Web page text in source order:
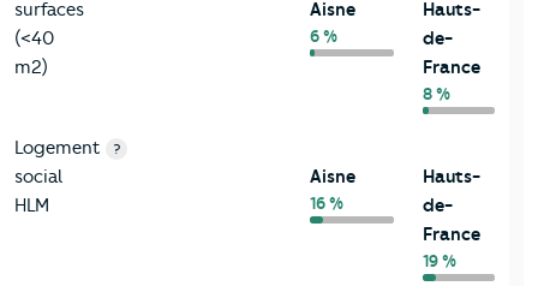
surfaces
(<40
m2)
Aisne
6 %
Hauts-
de-
France
8 %
Logement
social
HLM
?
Aisne
16 %
Hauts-
de-
France
19 %